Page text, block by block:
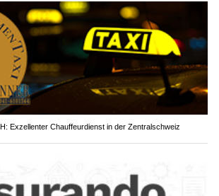
Exzellenter Chauffeurdienst in der Zentralschweiz